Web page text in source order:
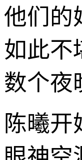
他们的
如此不
数个夜
陈曦